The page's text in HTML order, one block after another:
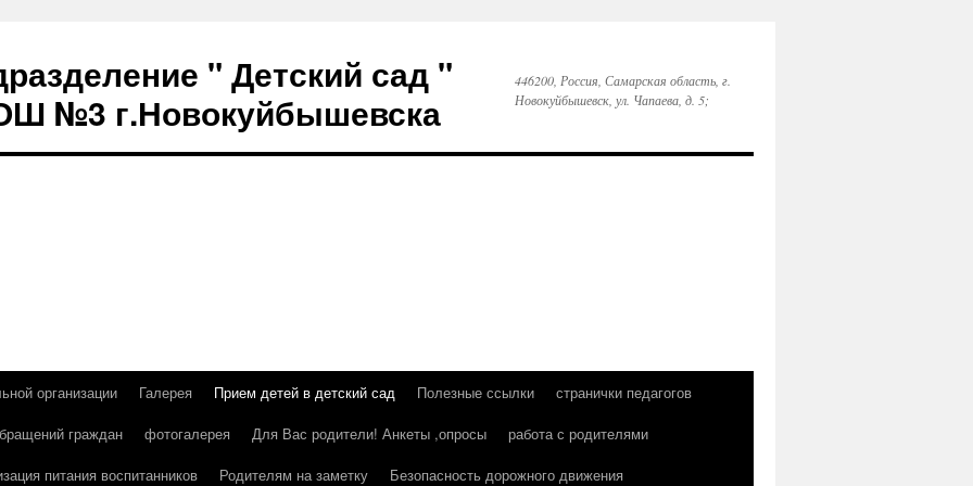
" Детский сад "
№3 г.Новокуйбышевска
446200, Россия, Самарская область, г.
Новокуйбышевск, ул. Чапаева, д. 5;
организации Галерея Прием детей в детский сад Полезные ссылки
странички педагогов
граждан фотогалерея Для Вас родители! Анкеты ,опросы
работа с родителями
питания воспитанников Родителям на заметку
Безопасность дорожного движения